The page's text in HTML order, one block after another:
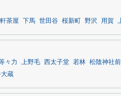
茶屋 下馬 世田谷 桜新町 野沢 用賀
々力 上野毛 西太子堂 若林 松陰神社前
蔵